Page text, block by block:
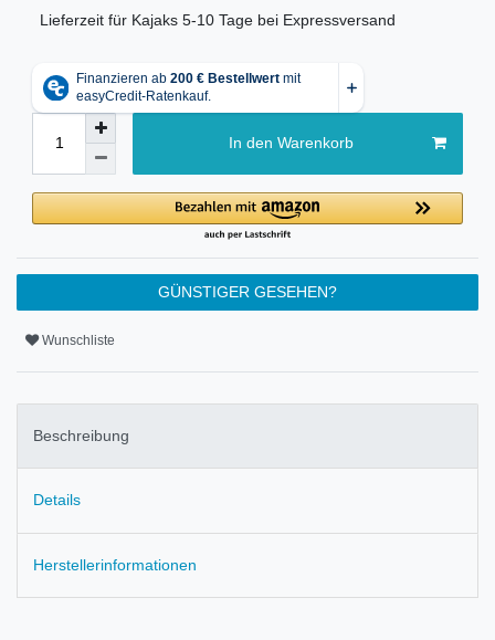
Lieferzeit für Kajaks 5-10 Tage bei Expressversand
In den Warenkorb
GÜNSTIGER GESEHEN?
Wunschliste
Beschreibung
Details
Herstellerinformationen